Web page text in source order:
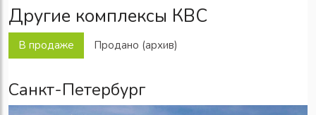
Другие комплексы КВС
В продаже Продано (архив)
Санкт-Петербург